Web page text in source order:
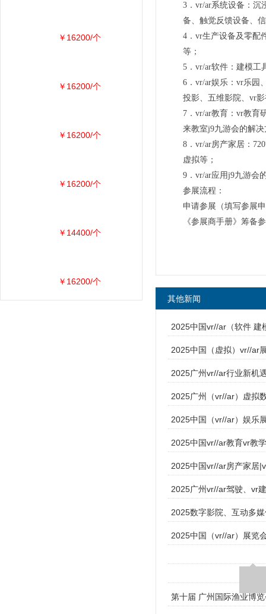
3．vr/ar系统设备：沉
备、触觉反馈设备、
4．vr生产设备及零配
等；
5．vr/ar软件：建模工
6．vr/ar娱乐：vr乐园
投影、五维影院、vr
7．vr/ar教育：vr教育
来教室j9九游会的解
8．vr/ar房产家居：
虚拟等；
9．vr/ar应用j9九游会
参展流程：
申请参展（填写参展
《参展商手册》筹备
其他新闻
2025中国vr//ar（软件 建
2025中国（虚拟）vr//ar
2025广州vr//ar行业新机
2025广州（vr//ar）虚拟
2025中国（vr//ar）娱乐
2025中国vr//ar教育vr教
2025中国vr//ar房产家居
2025广州vr//ar驾驶、vr
2025数字影院、互动多
2025中国（vr//ar）展览
第十届 广州国际渔业博
￥16200/个
￥16200/个
￥16200/个
￥16200/个
￥14400/个
￥16200/个